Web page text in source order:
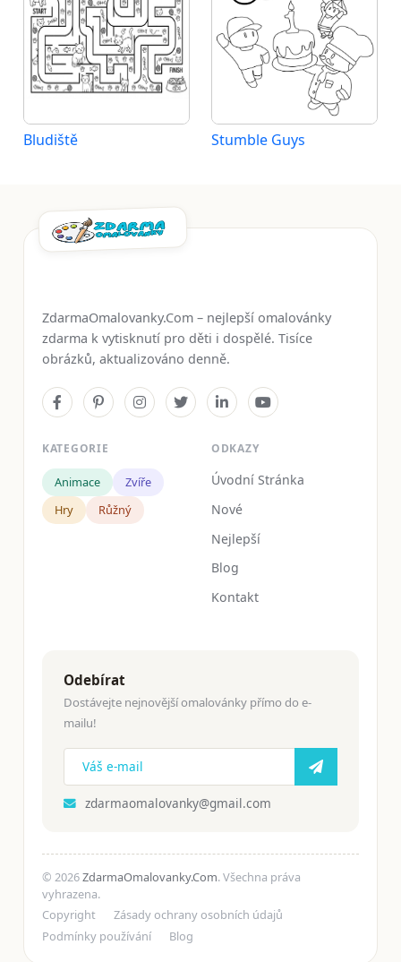
Bludiště Stumble Guys
ZdarmaOmalovanky.Com – nejlepší omalovánky
zdarma k vytisknutí pro děti i dospělé. Tisíce
obrázků, aktualizováno denně.
KATEGORIE
Animace
Zvíře
Hry
Růžný
ODKAZY
Úvodní Stránka
Nové
Nejlepší
Blog
Kontakt
Odebírat
Dostávejte nejnovější omalovánky přímo do e-
mailu!
zdarmaomalovanky@gmail.com
© 2026ZdarmaOmalovanky.Com. Všechna práva
vyhrazena.
Copyright
Zásady ochrany osobních údajů
Podmínky používání
Blog